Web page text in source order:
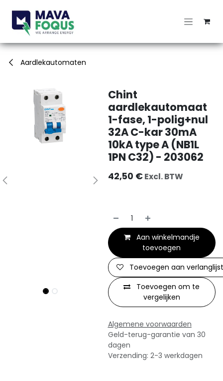
Aardlekautomaten
Chint
aardlekautomaat
1-fase, 1-polig+nul
32A C-kar 30mA
10kA type A (NB1L
1PN C32) - 203062
42,50 €Excl. BTW
Aan winkelmandje
toevoegen
Toevoegen om te
vergelijken
Toevoegen aan verlanglijst
Algemene voorwaarden
Geld-terug-garantie van 30
dagen
Verzending: 2-3 werkdagen